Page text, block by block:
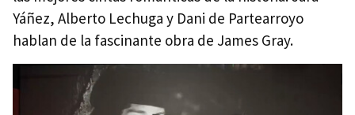
Yáñez, Alberto Lechuga y Dani de Partearroyo
hablan de la fascinante obra de James Gray.